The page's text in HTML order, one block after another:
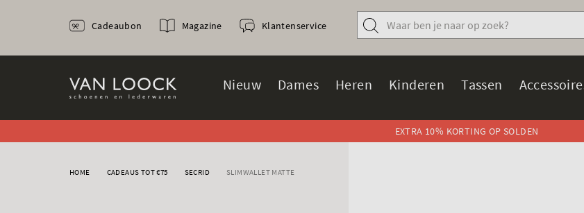
Nieuw Dames Heren Kinderen Tassen
Cadeaubon Magazine Klantenservice
EXTRA 10% KORTING OP SOLDEN
HOME CADEAUS TOT €75 SECRID SLIMWALLET MATTE